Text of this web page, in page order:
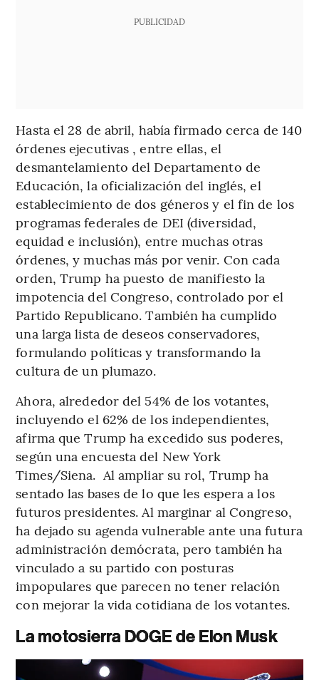
PUBLICIDAD
Hasta el 28 de abril, había firmado cerca de 140
órdenes ejecutivas , entre ellas, el
desmantelamiento del Departamento de
Educación, la oficialización del inglés, el
establecimiento de dos géneros y el fin de los
programas federales de DEI (diversidad,
equidad e inclusión), entre muchas otras
órdenes, y muchas más por venir. Con cada
orden, Trump ha puesto de manifiesto la
impotencia del Congreso, controlado por el
Partido Republicano. También ha cumplido
una larga lista de deseos conservadores,
formulando políticas y transformando la
cultura de un plumazo.
Ahora, alrededor del 54% de los votantes,
incluyendo el 62% de los independientes,
afirma que Trump ha excedido sus poderes,
según una encuesta del New York
Times/Siena. Al ampliar su rol, Trump ha
sentado las bases de lo que les espera a los
futuros presidentes. Al marginar al Congreso,
ha dejado su agenda vulnerable ante una futura
administración demócrata, pero también ha
vinculado a su partido con posturas
impopulares que parecen no tener relación
con mejorar la vida cotidiana de los votantes.
La motosierra DOGE de Elon Musk